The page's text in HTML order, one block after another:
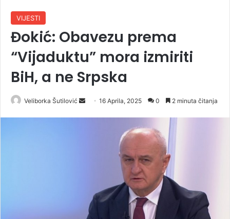
VIJESTI
Đokić: Obavezu prema
“Vijaduktu” mora izmiriti
BiH, a ne Srpska
Veliborka Šutilović 16 Aprila, 2025 0 2 minuta čitanja